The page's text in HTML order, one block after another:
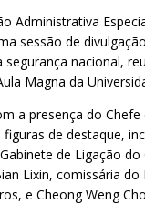
Administrativa
sessão de
segurança nacional,
Magna da
a presença do Chefe
figuras de destaque,
de Ligação
Lixin, comissária
e Cheong Weng